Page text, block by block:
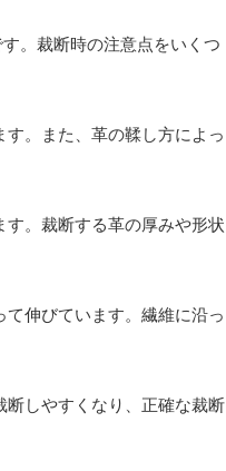
。裁断時の注意点をいくつ
。また、革の鞣し方によっ
。裁断する革の厚みや形状
伸びています。繊維に沿っ
しやすくなり、正確な裁断